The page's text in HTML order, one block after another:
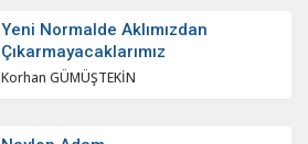
Yeni Normalde Aklımızdan
Çıkarmayacaklarımız
Korhan GÜMÜŞTEKİN